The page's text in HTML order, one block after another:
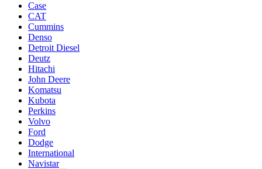
Case
CAT
Cummins
Denso
Detroit Diesel
Deutz
Hitachi
John Deere
Komatsu
Kubota
Perkins
Volvo
Ford
Dodge
International
Navistar